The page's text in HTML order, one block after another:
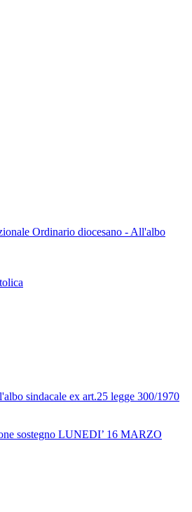
Ordinario diocesano - All'albo
sindacale ex art.25 legge 300/1970
sostegno LUNEDI’ 16 MARZO